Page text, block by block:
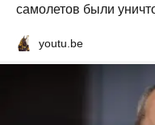
самолетов были
youtu.be